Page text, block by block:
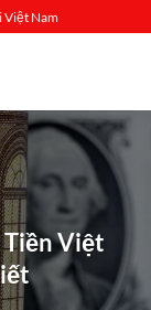
Việt Nam
Tiền Việt